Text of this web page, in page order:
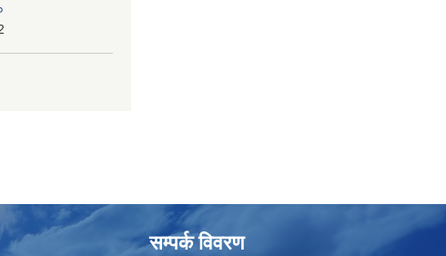
सम्पर्क विवरण